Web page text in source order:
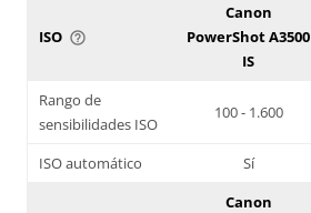
ISO help_outline
Canon
PowerShot A3500
IS
Rango de
sensibilidades ISO
100 - 1.600
ISO automático Sí
Canon